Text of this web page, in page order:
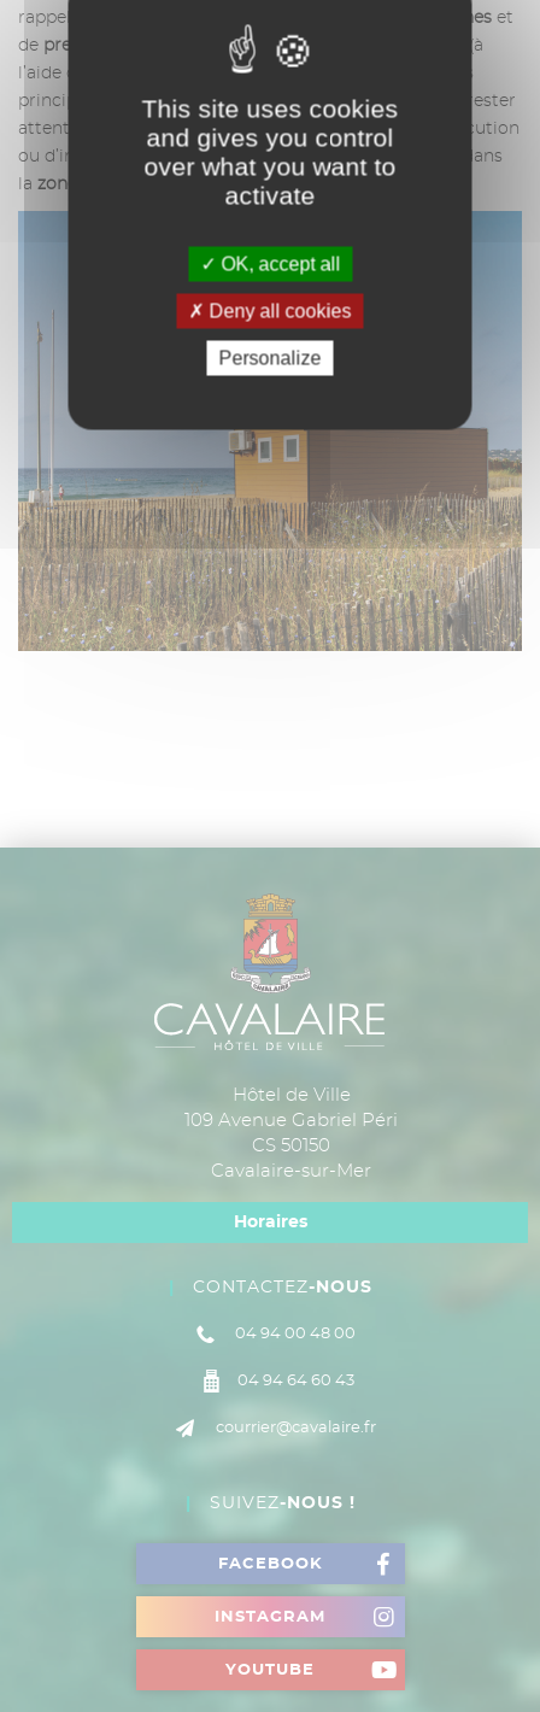
rappelons qu’il est nécessaire de
respecter les consignes et
de prendre connaissance du risque avant la baignade (à
l’aide des drapeaux situés à proximité des postes). Nos
principaux conseils : ne pas surestimer ses capacités, rester
attentif à l’état de la mer et éviter tout risque d’hydrocution
ou d’insolation. Prudence est mère de sûreté : restez dans
la zone de surveillance
Hôtel de Ville
109 Avenue Gabriel Péri
CS 50150
Cavalaire-sur-Mer
Horaires
CONTACTEZ-NOUS
04 94 00 48 00
04 94 64 60 43
courrier@cavalaire.fr
SUIVEZ-NOUS !
FACEBOOK
INSTAGRAM
YOUTUBE
This site uses cookies
and gives you control
over what you want to
activate
OK, accept all
Deny all cookies
Personalize